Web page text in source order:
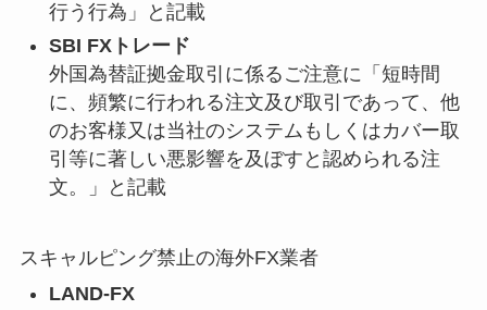
行う行為」と記載
SBI FXトレード
外国為替証拠金取引に係るご注意に「短時間
に、頻繁に行われる注文及び取引であって、他
のお客様又は当社のシステムもしくはカバー取
引等に著しい悪影響を及ぼすと認められる注
文。」と記載
スキャルピング禁止の海外FX業者
LAND-FX